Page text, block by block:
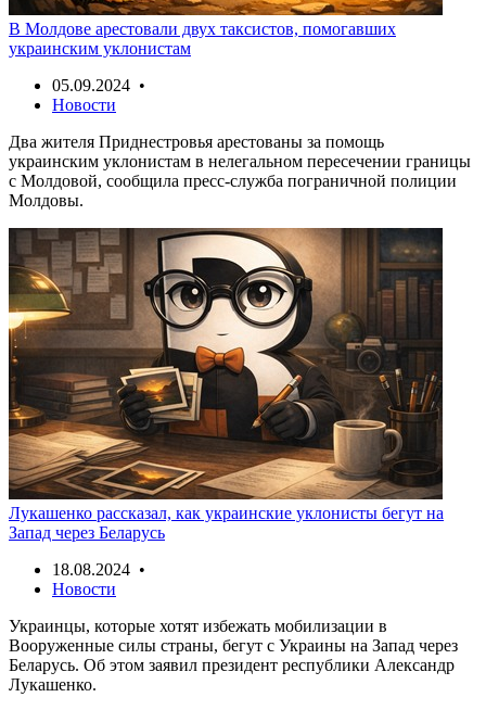
В Молдове арестовали двух таксистов, помогавших
украинским уклонистам
05.09.2024 •
Новости
Два жителя Приднестровья арестованы за помощь
украинским уклонистам в нелегальном пересечении границы
с Молдовой, сообщила пресс-служба пограничной полиции
Молдовы.
Лукашенко рассказал, как украинские уклонисты бегут на
Запад через Беларусь
18.08.2024 •
Новости
Украинцы, которые хотят избежать мобилизации в
Вооруженные силы страны, бегут с Украины на Запад через
Беларусь. Об этом заявил президент республики Александр
Лукашенко.